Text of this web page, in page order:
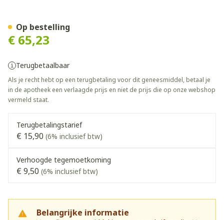
€ 65,23
Terugbetaalbaar
Als je recht hebt op een terugbetaling voor dit geneesmiddel, betaal je
in de apotheek een verlaagde prijs en niet de prijs die op onze webshop
vermeld staat.
Terugbetalingstarief
€ 15,90 (6% inclusief btw)
Verhoogde tegemoetkoming
€ 9,50 (6% inclusief btw)
Belangrijke informatie
Op bestelling